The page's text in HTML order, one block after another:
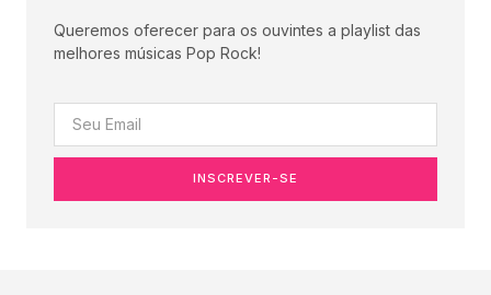
Queremos oferecer para os ouvintes a playlist das
melhores músicas Pop Rock!
INSCREVER-SE